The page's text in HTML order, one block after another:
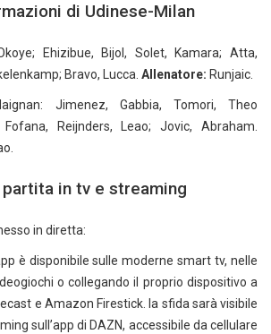
di Udinese-Milan
Ehizibue, Bijol, Solet, Kamara; Atta,
Bravo, Lucca. Allenatore: Runjaic.
Jimenez, Gabbia, Tomori, Theo
Fofana, Reijnders, Leao; Jovic, Abraham.
in tv e streaming
in diretta:
è disponibile sulle moderne smart tv, nelle
o collegando il proprio dispositivo a
e Amazon Firestick. la sfida sarà visibile
sull’app di DAZN, accessibile da cellulare